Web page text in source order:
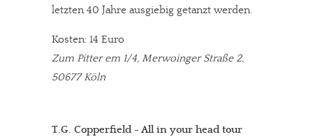
letzten 40 Jahre ausgiebig getanzt werden.
Kosten: 14 Euro
Zum Pitter em 1/4, Merwoinger Straße 2,
50677 Köln
T.G. Copperfield - All in your head tour